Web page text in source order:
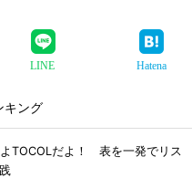
LINE Hatena
ング
よTOCOLだよ！ 表を一発でリス